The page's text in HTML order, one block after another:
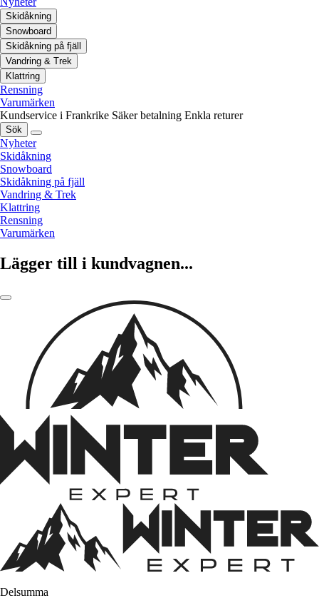
Skidåkning
Snowboard
Skidåkning på fjäll
Vandring & Trek
Klattring
Rensning
Varumärken
Kundservice i Frankrike Säker betalning Enkla returer
Sök
Nyheter
Skidåkning
Snowboard
Skidåkning på fjäll
Vandring & Trek
Klattring
Rensning
Varumärken
Lägger till i kundvagnen...
Delsumma